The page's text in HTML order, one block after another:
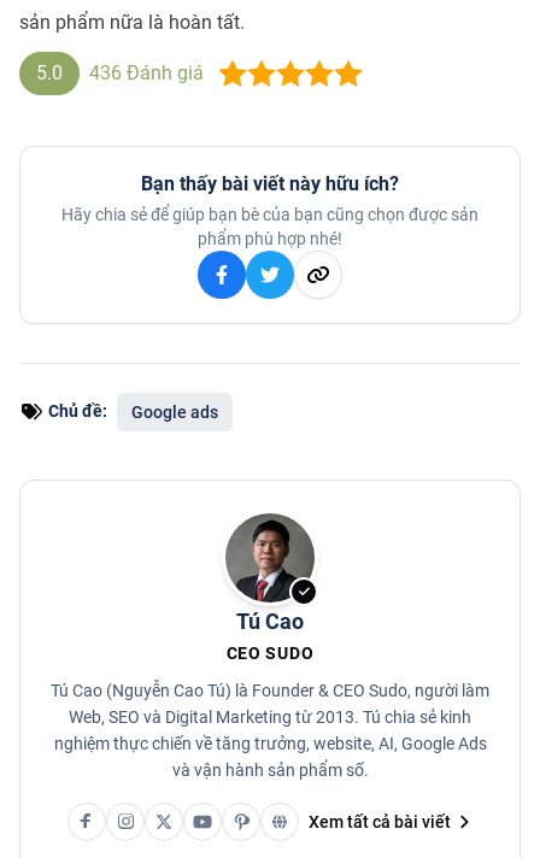
sản phẩm nữa là hoàn tất.
5.0 436 Đánh giá
Bạn thấy bài viết này hữu ích?
Hãy chia sẻ để giúp bạn bè của bạn cũng chọn được sản
phẩm phù hợp nhé!
Chủ đề: Google ads
Tú Cao
CEO SUDO
Tú Cao (Nguyễn Cao Tú) là Founder & CEO Sudo, người làm
Web, SEO và Digital Marketing từ 2013. Tú chia sẻ kinh
nghiệm thực chiến về tăng trưởng, website, AI, Google Ads
và vận hành sản phẩm số.
Xem tất cả bài viết